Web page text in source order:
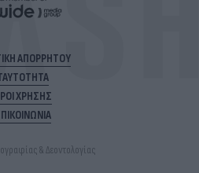
ΑΠΟΡΡΗΤΟΥ
ΧΡΗΣΗΣ
& Δεοντολογίας